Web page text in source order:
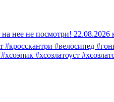
нее не посмотри!
#велосипед
#хсозлатоуст